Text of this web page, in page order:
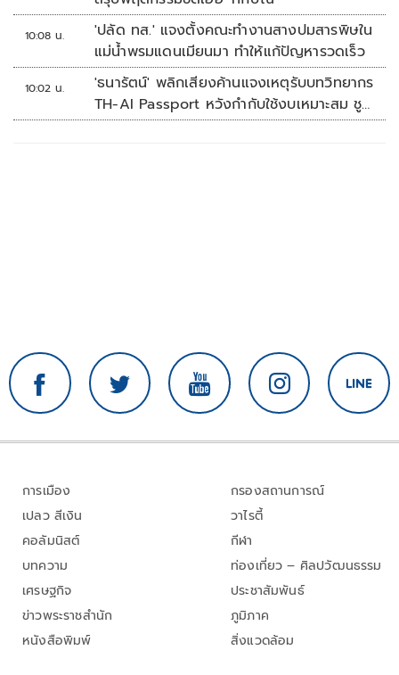
10:08 น.
'ปลัด ทส.' แจงตั้งคณะทำงานสางปมสารพิษใน
แม่น้ำพรมแดนเมียนมา ทำให้แก้ปัญหารวดเร็ว
10:02 น.
'ธนารัตน์' พลิกเสียงค้านแจงเหตุรับบทวิทยากร
TH-AI Passport หวังกำกับใช้งบเหมาะสม ชู
จุดเด่นคนไทยได้ใช้ AI ระดับโปร ลดเหลื่อมล้ำ
การเมือง
เปลว สีเงิน
คอลัมนิสต์
บทความ
เศรษฐกิจ
ข่าวพระราชสำนัก
หนังสือพิมพ์
กรองสถานการณ์
วาไรตี้
กีฬา
ท่องเที่ยว – ศิลปวัฒนธรรม
ประชาสัมพันธ์
ภูมิภาค
สิ่งแวดล้อม